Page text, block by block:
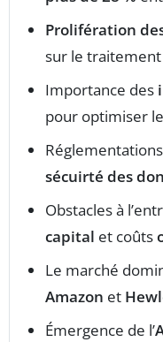
Prolifération
sur le
Importance des
pour optimiser
sécuirté des
Obstacles à
capital et coûts
Le marché
Amazon et
Émergence de l’